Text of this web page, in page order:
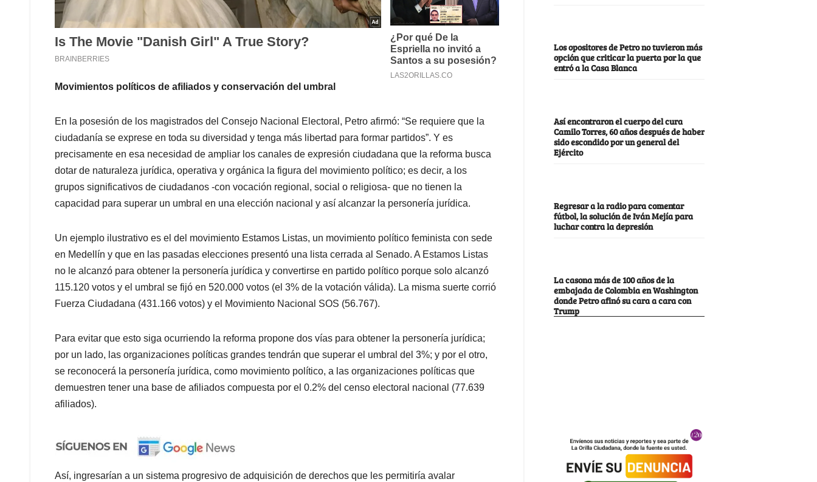
Movimientos políticos de afiliados y conservación del umbral
En la posesión de los magistrados del Consejo Nacional Electoral, Petro afirmó: “Se requiere que la
ciudadanía se exprese en toda su diversidad y tenga más libertad para formar partidos”. Y es
precisamente en esa necesidad de ampliar los canales de expresión ciudadana que la reforma busca
dotar de naturaleza jurídica, operativa y orgánica la figura del movimiento político; es decir, a los
grupos significativos de ciudadanos -con vocación regional, social o religiosa- que no tienen la
capacidad para superar un umbral en una elección nacional y así alcanzar la personería jurídica.
Un ejemplo ilustrativo es el del movimiento Estamos Listas, un movimiento político feminista con sede
en Medellín y que en las pasadas elecciones presentó una lista cerrada al Senado. A Estamos Listas
no le alcanzó para obtener la personería jurídica y convertirse en partido político porque solo alcanzó
115.120 votos y el umbral se fijó en 520.000 votos (el 3% de la votación válida). La misma suerte corrió
Fuerza Ciudadana (431.166 votos) y el Movimiento Nacional SOS (56.767).
Para evitar que esto siga ocurriendo la reforma propone dos vías para obtener la personería jurídica;
por un lado, las organizaciones políticas grandes tendrán que superar el umbral del 3%; y por el otro,
se reconocerá la personería jurídica, como movimiento político, a las organizaciones políticas que
demuestren tener una base de afiliados compuesta por el 0.2% del censo electoral nacional (77.639
afiliados).
Así, ingresarían a un sistema progresivo de adquisición de derechos que les permitiría avalar
Los opositores de Petro no tuvieron más
opción que criticar la puerta por la que
entró a la Casa Blanca
Así encontraron el cuerpo del cura
Camilo Torres, 60 años después de haber
sido escondido por un general del
Ejército
Regresar a la radio para comentar
fútbol, la solución de Iván Mejía para
luchar contra la depresión
La casona más de 100 años de la
embajada de Colombia en Washington
donde Petro afinó su cara a cara con
Trump